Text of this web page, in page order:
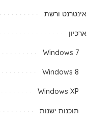
אינטרנט ורשת
ארכיון
Windows 7
Windows 8
Windows XP
תוכנות ישנות